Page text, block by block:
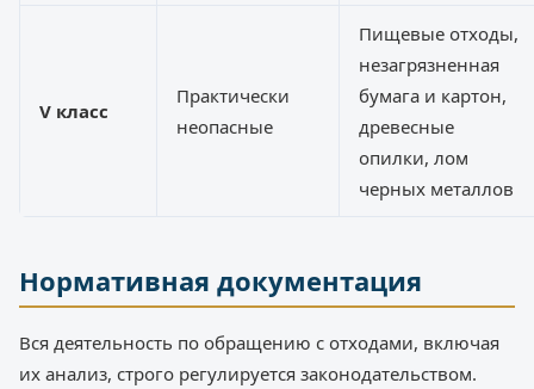
V класс
Практически
неопасные
Пищевые отходы,
незагрязненная
бумага и картон,
древесные
опилки, лом
черных металлов
Нормативная документация
Вся деятельность по обращению с отходами, включая
их анализ, строго регулируется законодательством.